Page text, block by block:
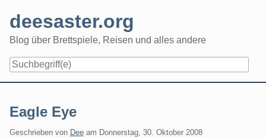
content
deesaster.org
Blog über Brettspiele, Reisen und alles andere
Eagle Eye
Geschrieben von Dee am Donnerstag, 30. Oktober 2008